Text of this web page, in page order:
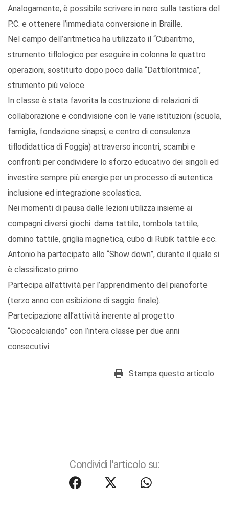
Analogamente, è possibile scrivere in nero sulla tastiera del
P.C. e ottenere l’immediata conversione in Braille.
Nel campo dell’aritmetica ha utilizzato il “Cubaritmo,
strumento tiflologico per eseguire in colonna le quattro
operazioni, sostituito dopo poco dalla “Dattiloritmica”,
strumento più veloce.
In classe è stata favorita la costruzione di relazioni di
collaborazione e condivisione con le varie istituzioni (scuola,
famiglia, fondazione sinapsi, e centro di consulenza
tiflodidattica di Foggia) attraverso incontri, scambi e
confronti per condividere lo sforzo educativo dei singoli ed
investire sempre più energie per un processo di autentica
inclusione ed integrazione scolastica.
Nei momenti di pausa dalle lezioni utilizza insieme ai
compagni diversi giochi: dama tattile, tombola tattile,
domino tattile, griglia magnetica, cubo di Rubik tattile ecc.
Antonio ha partecipato allo “Show down”, durante il quale si
è classificato primo.
Partecipa all’attività per l’apprendimento del pianoforte
(terzo anno con esibizione di saggio finale).
Partecipazione all’attività inerente al progetto
“Giococalciando” con l’intera classe per due anni
consecutivi.
Stampa questo articolo
Condividi l'articolo su: